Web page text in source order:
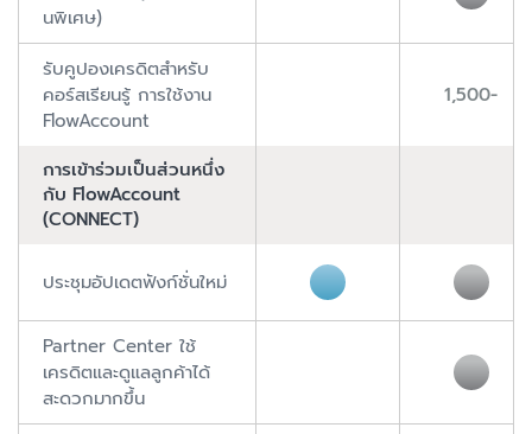
นพิเศษ)
รับคูปองเครดิตสำหรับ
คอร์สเรียนรู้ การใช้งาน
FlowAccount
1,500-
การเข้าร่วมเป็นส่วนหนึ่ง
กับ FlowAccount
(CONNECT)
ประชุมอัปเดตฟังก์ชั่นใหม่
Partner Center ใช้
เครดิตและดูแลลูกค้าได้
สะดวกมากขึ้น